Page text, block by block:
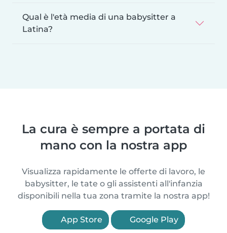
Qual è l'età media di una babysitter a
Latina?
La cura è sempre a portata di
mano con la nostra app
Visualizza rapidamente le offerte di lavoro, le
babysitter, le tate o gli assistenti all'infanzia
disponibili nella tua zona tramite la nostra app!
App Store Google Play